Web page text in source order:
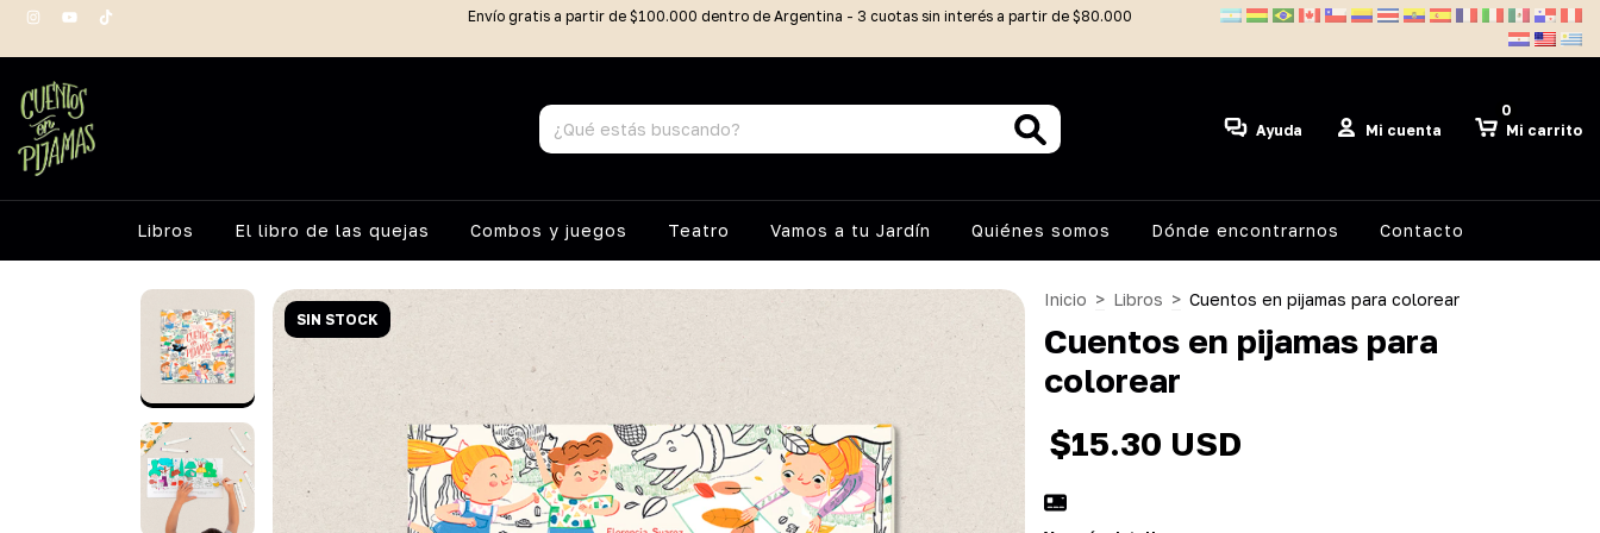
Envío gratis a partir de $100.000 dentro de Argentina - 3 cuotas sin interés a partir de $80.000
Ayuda Mi cuenta Mi carrito
0
Libros El libro de las quejas Combos y juegos Teatro Vamos a tu Jardín Quiénes somos Dónde encontrarnos Contacto
SIN STOCK
Inicio > Libros > Cuentos en pijamas para colorear
Cuentos en pijamas para
colorear
$15.30 USD